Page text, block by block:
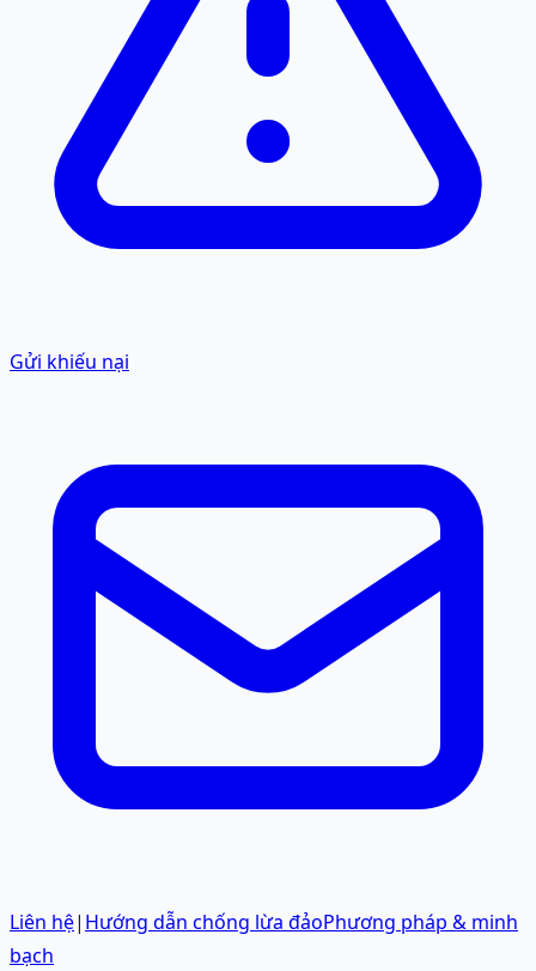
Gửi khiếu nại
Liên hệ| Hướng dẫn chống lừa đảoPhương pháp & minh
bạch